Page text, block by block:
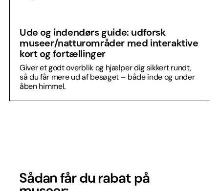
Ude og indendørs guide: udforsk
museer/natturområder med interaktive
kort og fortællinger
Giver et godt overblik og hjælper dig sikkert rundt,
så du får mere ud af besøget – både inde og under
åben himmel.
Sådan får du rabat på